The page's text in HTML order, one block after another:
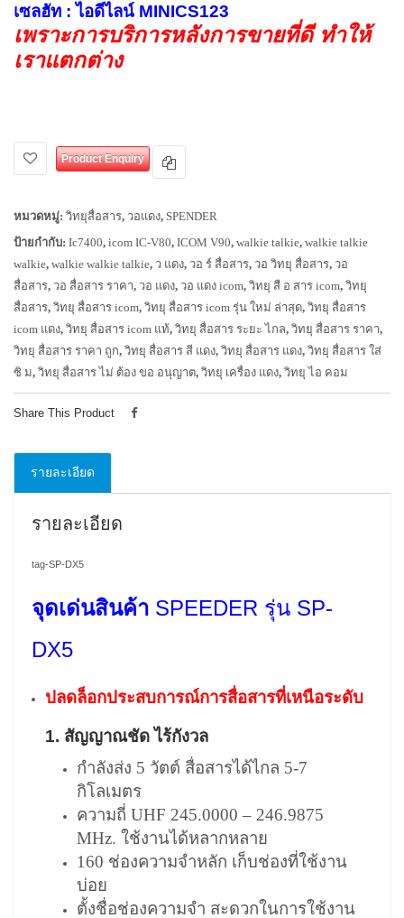
เซลฮัท : ไอดีไลน์ MINICS123
เพราะการบริการหลังการขายที่ดี ทำให้
เราแตกต่าง
Product Enquiry
หมวดหมู่: วิทยุสื่อสาร, วอแดง, SPENDER
ป้ายกำกับ: Ic7400, icom IC-V80, ICOM V90, walkie talkie, walkie talkie
walkie, walkie walkie talkie, ว แดง, วอ ร์ สื่อสาร, วอ วิทยุ สื่อสาร, วอ
สื่อสาร, วอ สื่อสาร ราคา, วอ แดง, วอ แดง icom, วิทยุ สื อ สาร icom, วิทยุ
สื่อสาร, วิทยุ สื่อสาร icom, วิทยุ สื่อสาร icom รุ่น ใหม่ ล่าสุด, วิทยุ สื่อสาร
icom แดง, วิทยุ สื่อสาร icom แท้, วิทยุ สื่อสาร ระยะ ไกล, วิทยุ สื่อสาร ราคา,
วิทยุ สื่อสาร ราคา ถูก, วิทยุ สื่อสาร สี แดง, วิทยุ สื่อสาร แดง, วิทยุ สื่อสาร ใส่
ซิ ม, วิทยุ สื่อสาร ไม่ ต้อง ขอ อนุญาต, วิทยุ เครื่อง แดง, วิทยุ ไอ คอม
Share This Product
รายละเอียด
รายละเอียด
tag-SP-DX5
จุดเด่นสินค้า SPEEDER รุ่น SP-
DX5
ปลดล็อกประสบการณ์การสื่อสารที่เหนือระดับ
1. สัญญาณชัด ไร้กังวล
กำลังส่ง 5 วัตต์ สื่อสารได้ไกล 5-7
กิโลเมตร
ความถี่ UHF 245.0000 – 246.9875
MHz. ใช้งานได้หลากหลาย
160 ช่องความจำหลัก เก็บช่องที่ใช้งาน
บ่อย
ตั้งชื่อช่องความจำ สะดวกในการใช้งาน